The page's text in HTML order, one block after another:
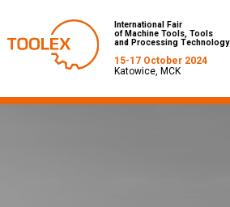
International Fair
of Machine Tools, Tools
and Processing Technology
15-17 October 2024
Katowice, MCK